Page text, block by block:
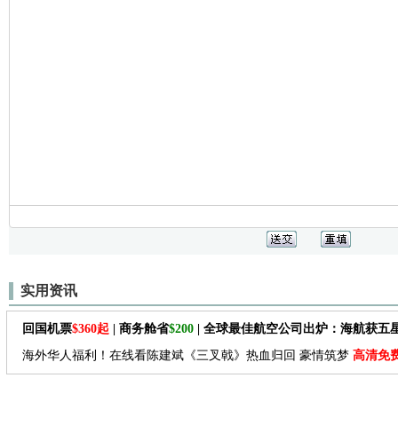
实用资讯
回国机票$360起 | 商务舱省$200 | 全球最佳航空公司出炉：海航获五
海外华人福利！在线看陈建斌《三叉戟》热血归回 豪情筑梦 高清免